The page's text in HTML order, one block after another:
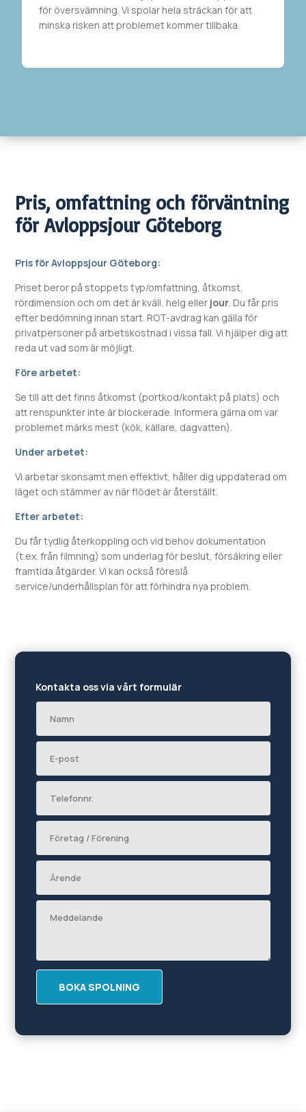
för översvämning. Vi spolar hela sträckan för att
minska risken att problemet kommer tillbaka.
Pris, omfattning och förväntning
förAvloppsjour Göteborg
Pris förAvloppsjour Göteborg:
Priset beror på stoppets typ/omfattning, åtkomst,
rördimension och om det är kväll, helg eller jour. Du får pris
efter bedömning innan start. ROT-avdrag kan gälla för
privatpersoner på arbetskostnad i vissa fall. Vi hjälper dig att
reda ut vad som är möjligt.
Före arbetet:
Se till att det finns åtkomst (portkod/kontakt på plats) och
att renspunkter inte är blockerade. Informera gärna om var
problemet märks mest (kök, källare, dagvatten).
Under arbetet:
Vi arbetar skonsamt men effektivt, håller dig uppdaterad om
läget och stämmer av när flödet är återställt.
Efter arbetet:
Du får tydlig återkoppling och vid behov dokumentation
(t.ex. från filmning) som underlag för beslut, försäkring eller
framtida åtgärder. Vi kan också föreslå
service/underhållsplan för att förhindra nya problem.
Kontakta oss via vårt formulär
BOKA SPOLNING